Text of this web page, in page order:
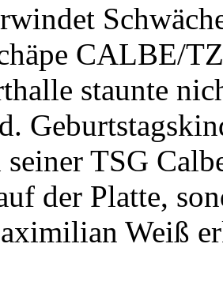
CALBE/
staunte
TSG
der Platte,
Weiß